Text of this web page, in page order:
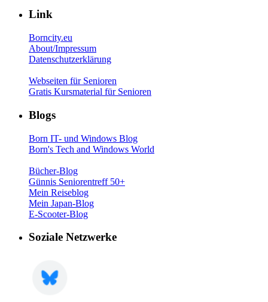
Link
Borncity.eu
About/Impressum
Datenschutzerklärung
Webseiten für Senioren
Gratis Kursmaterial für Senioren
Blogs
Born IT- und Windows Blog
Born's Tech and Windows World
Bücher-Blog
Günnis Seniorentreff 50+
Mein Reiseblog
Mein Japan-Blog
E-Scooter-Blog
Soziale Netzwerke